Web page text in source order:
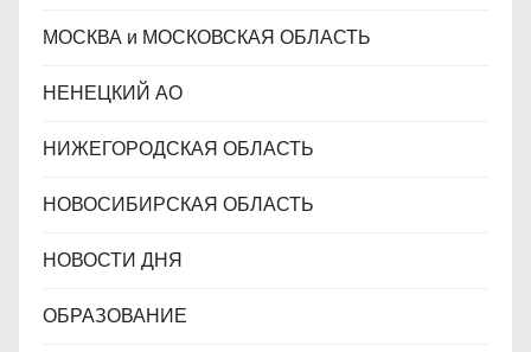
МОСКВА и МОСКОВСКАЯ ОБЛАСТЬ
НЕНЕЦКИЙ АО
НИЖЕГОРОДСКАЯ ОБЛАСТЬ
НОВОСИБИРСКАЯ ОБЛАСТЬ
НОВОСТИ ДНЯ
ОБРАЗОВАНИЕ